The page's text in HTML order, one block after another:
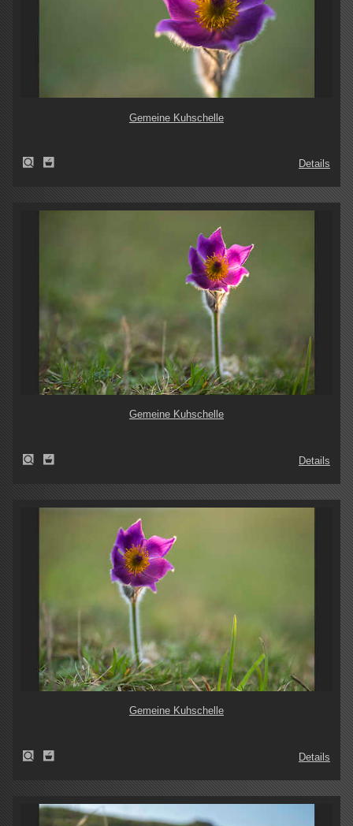
Gemeine Kuhschelle
Details
Gemeine Kuhschelle
Details
Gemeine Kuhschelle
Details